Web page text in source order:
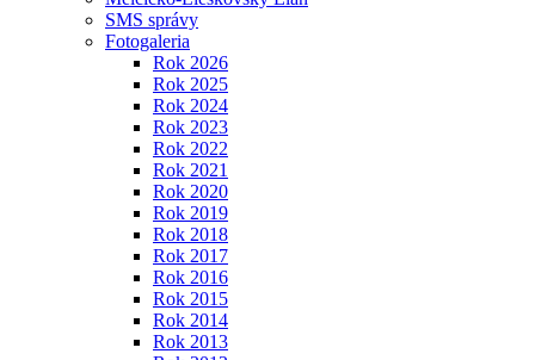
SMS správy
Fotogaleria
Rok 2026
Rok 2025
Rok 2024
Rok 2023
Rok 2022
Rok 2021
Rok 2020
Rok 2019
Rok 2018
Rok 2017
Rok 2016
Rok 2015
Rok 2014
Rok 2013